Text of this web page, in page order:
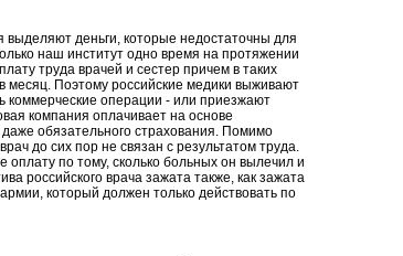
выделяют деньги, которые недостаточны для
наш институт одно время на протяжении
труда врачей и сестер причем в таких
месяц. Поэтому российские медики выживают
коммерческие операции - или приезжают
компания оплачивает на основе
обязательного страхования. Помимо
до сих пор не связан с результатом труда.
оплату по тому, сколько больных он вылечил и
российского врача зажата также, как зажата
который должен только действовать по